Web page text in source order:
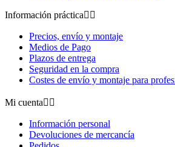
Información práctica 
Precios, envío y montaje
Medios de Pago
Plazos de entrega
Seguridad en la compra
Costes de envío y montaje para
Mi cuenta 
Información personal
Devoluciones de mercancía